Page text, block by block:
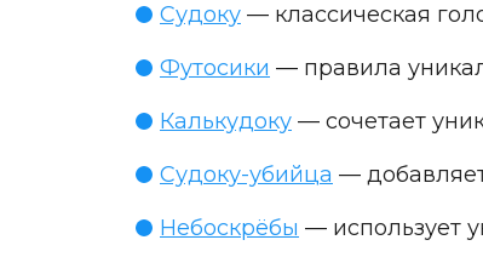
Судоку — классическая
Футосики — правила
Калькудоку — сочетает
Судоку-убийца —
Небоскрёбы — использует